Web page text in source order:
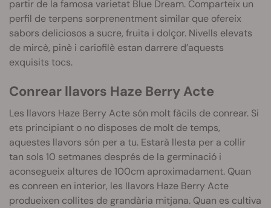
partir de la famosa varietat Blue Dream. Comparteix un
perfil de terpens sorprenentment similar que ofereix
sabors deliciosos a sucre, fruita i dolçor. Nivells elevats
de mircè, pinè i cariofilè estan darrere d’aquests
exquisits tocs.
Conrear llavors Haze BerryActe
Les llavors Haze BerryActe són molt fàcils de conrear. Si
ets principiant o no disposes de molt de temps,
aquestes llavors són per a tu. Estarà llesta per a collir
tan sols 10 setmanes després de la germinació i
aconsegueix altures de 100cm aproximadament. Quan
es conreen en interior, les llavors Haze BerryActe
produeixen collites de grandària mitjana. Quan es cultiva